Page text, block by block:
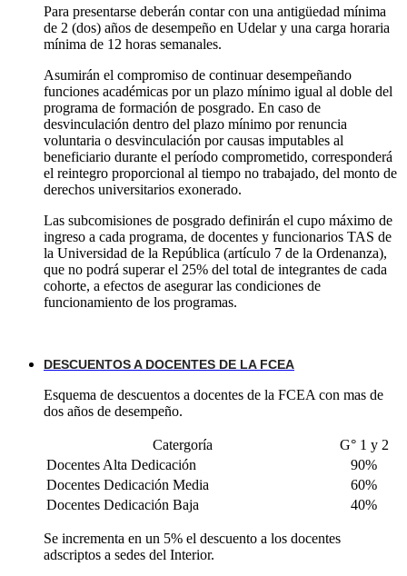
Para presentarse deberán contar con una antigüedad mínima
de 2 (dos) años de desempeño en Udelar y una carga horaria
mínima de 12 horas semanales.
Asumirán el compromiso de continuar desempeñando
funciones académicas por un plazo mínimo igual al doble del
programa de formación de posgrado. En caso de
desvinculación dentro del plazo mínimo por renuncia
voluntaria o desvinculación por causas imputables al
beneficiario durante el período comprometido, corresponderá
el reintegro proporcional al tiempo no trabajado, del monto de
derechos universitarios exonerado.
Las subcomisiones de posgrado definirán el cupo máximo de
ingreso a cada programa, de docentes y funcionarios TAS de
la Universidad de la República (artículo 7 de la Ordenanza),
que no podrá superar el 25% del total de integrantes de cada
cohorte, a efectos de asegurar las condiciones de
funcionamiento de los programas.
DESCUENTOS A DOCENTES DE LA FCEA
Esquema de descuentos a docentes de la FCEA con mas de
dos años de desempeño.
Catergoría
G° 1 y 2
Docentes Alta Dedicación
90%
Docentes Dedicación Media
60%
Docentes Dedicación Baja
40%
Se incrementa en un 5% el descuento a los docentes
adscriptos a sedes del Interior.